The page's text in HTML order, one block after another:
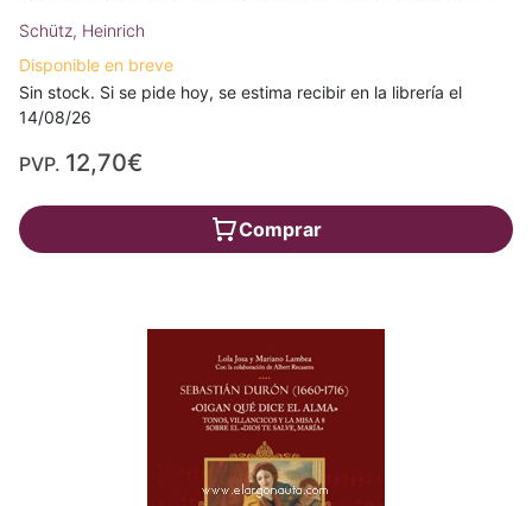
Schütz, Heinrich
Disponible en breve
Sin stock. Si se pide hoy, se estima recibir en la librería el
14/08/26
PVP. 12,70€
Comprar